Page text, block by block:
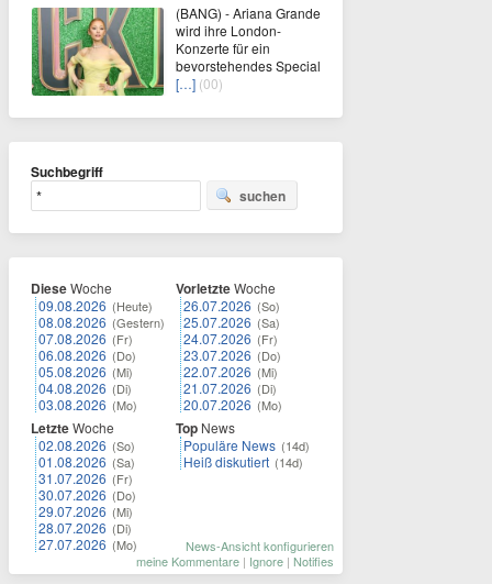
(BANG) - Ariana Grande
wird ihre London-
Konzerte für ein
bevorstehendes Special
[…] (00)
Suchbegriff
suchen
DieseWoche
09.08.2026 (Heute)
08.08.2026 (Gestern)
07.08.2026 (Fr)
06.08.2026 (Do)
05.08.2026 (Mi)
04.08.2026 (Di)
03.08.2026 (Mo)
LetzteWoche
02.08.2026 (So)
01.08.2026 (Sa)
31.07.2026 (Fr)
30.07.2026 (Do)
29.07.2026 (Mi)
28.07.2026 (Di)
27.07.2026 (Mo)
VorletzteWoche
26.07.2026 (So)
25.07.2026 (Sa)
24.07.2026 (Fr)
23.07.2026 (Do)
22.07.2026 (Mi)
21.07.2026 (Di)
20.07.2026 (Mo)
Top News
Populäre News (14d)
Heiß diskutiert (14d)
News-Ansicht konfigurieren
meine Kommentare | Ignore | Notifies